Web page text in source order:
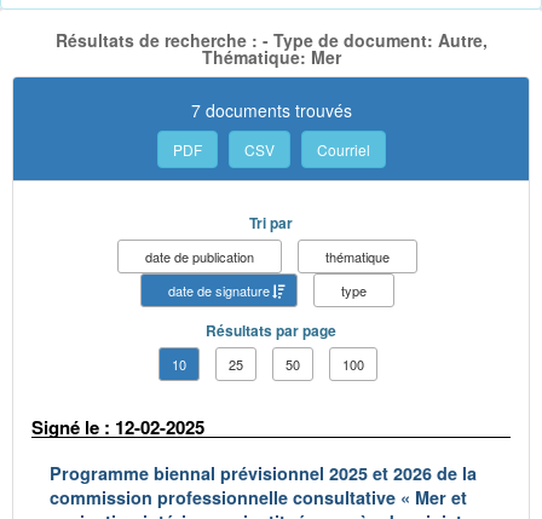
Résultats de recherche : - Type de document: Autre,
Thématique: Mer
7 documents trouvés
PDF CSV Courriel
Tri par
date de publication
thématique
date de signature
type
Résultats par page
10 25 50 100
Signé le : 12-02-2025
Programme biennal prévisionnel 2025 et 2026 de la
commission professionnelle consultative « Mer et